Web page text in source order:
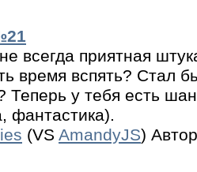
всегда приятная
время вспять? Стал
Теперь у тебя есть
фантастика).
(VS AmandyJS)